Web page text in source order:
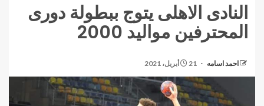
النادى الاهلى يتوج ببطولة دورى
المحترفين مواليد 2000
احمد اسامه 21 أبريل، 2021